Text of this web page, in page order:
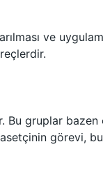
ve
Bu gruplar
görevi,